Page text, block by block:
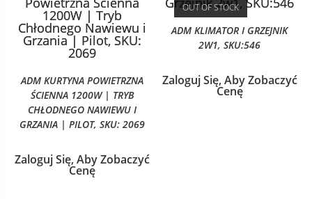
ADM KURTYNA POWIETRZNA
ŚCIENNA 1200W | TRYB
CHŁODNEGO NAWIEWU I
GRZANIA | PILOT, SKU: 2069
Zaloguj Się, Aby Zobaczyć
Cenę
OUT OF STOCK
ADM KLIMATOR I GRZEJNIK
2W1, SKU:546
Zaloguj Się, Aby Zobaczyć
Cenę